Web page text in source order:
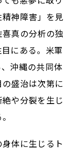
神障害」を見
真の分析の独
にある。米軍
沖縄の共同体
盛治は次第に
や分裂を生じ
体に生じるト